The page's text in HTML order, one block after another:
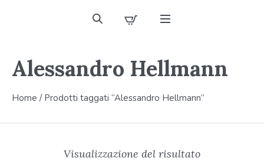
Alessandro Hellmann
Home / Prodotti taggati “Alessandro Hellmann”
Visualizzazione del risultato